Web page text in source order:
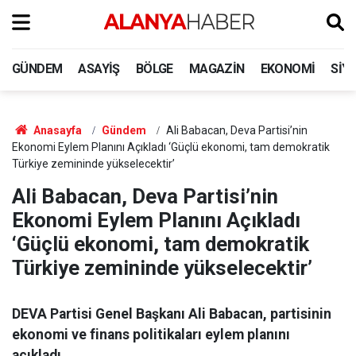
GÜNDEM ASAYIŞ BÖLGE MAGAZIN EKONOMI
Anasayfa Gündem
Ali Babacan, Deva Partisi’nin
Ekonomi Eylem Planını Açıkladı ‘Güçlü ekonomi, tam demokratik
Türkiye zemininde yükselecektir’
Ali Babacan, Deva Partisi’nin
Ekonomi Eylem Planını Açıkladı
‘Güçlü ekonomi, tam demokratik
Türkiye zemininde yükselecektir’
DEVA Partisi Genel Başkanı Ali Babacan, partisinin
ekonomi ve finans politikaları eylem planını